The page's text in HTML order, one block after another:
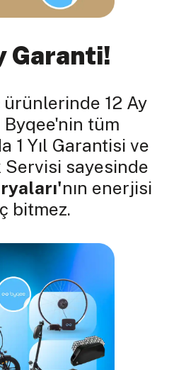
Garanti!
ürünlerinde 12 Ay
Byqee'nin tüm
1 Yıl Garantisi ve
Servisi sayesinde
nın enerjisi
bitmez.